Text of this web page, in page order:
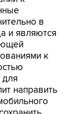
в
и являются
к
для
направить